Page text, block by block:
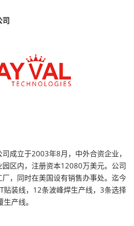
司
成立于2003年8月，中外合资企业，
区内，注册资本12080万美元。公司
，同时在美国设有销售办事处。迄今
贴装线，12条波峰焊生产线，3条选择
产线。